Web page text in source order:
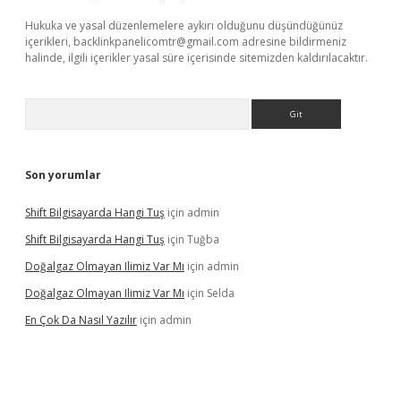
Hukuka ve yasal düzenlemelere aykırı olduğunu düşündüğünüz
içerikleri, backlinkpanelicomtr@gmail.com adresine bildirmeniz
halinde, ilgili içerikler yasal süre içerisinde sitemizden kaldırılacaktır.
Son yorumlar
Shift Bilgisayarda Hangi Tuş için admin
Shift Bilgisayarda Hangi Tuş için Tuğba
Doğalgaz Olmayan Ilimiz Var Mı için admin
Doğalgaz Olmayan Ilimiz Var Mı için Selda
En Çok Da Nasıl Yazılır için admin